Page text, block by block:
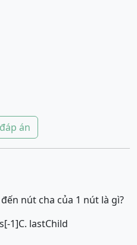
án
nút cha của 1 nút là gì?
1]C. lastChild